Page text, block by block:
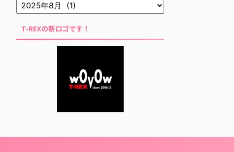
T-REXの新ロゴです！